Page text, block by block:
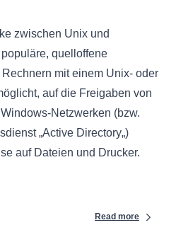
zwischen Unix und
quelloffene
mit einem Unix- oder
auf die Freigaben von
Netzwerken (bzw.
„Active Directory„)
auf Dateien und Drucker.
Read more